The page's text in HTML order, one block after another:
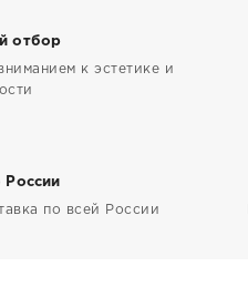
отбор
к эстетике и
России
по всей России